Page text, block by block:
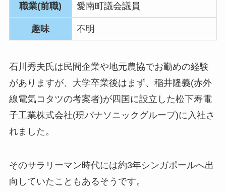
職業(前職) 愛南町議会議員
趣味 不明
石川秀夫氏は民間企業や地元農協でお勤めの経験
がありますが、大学卒業後はまず、稲井隆義(赤外
線電気コタツの考案者)が四国に設立した松下寿電
子工業株式会社(現パナソニックグループ)に入社さ
れました。
そのサラリーマン時代には約3年シンガポールへ出
向していたこともあるそうです。